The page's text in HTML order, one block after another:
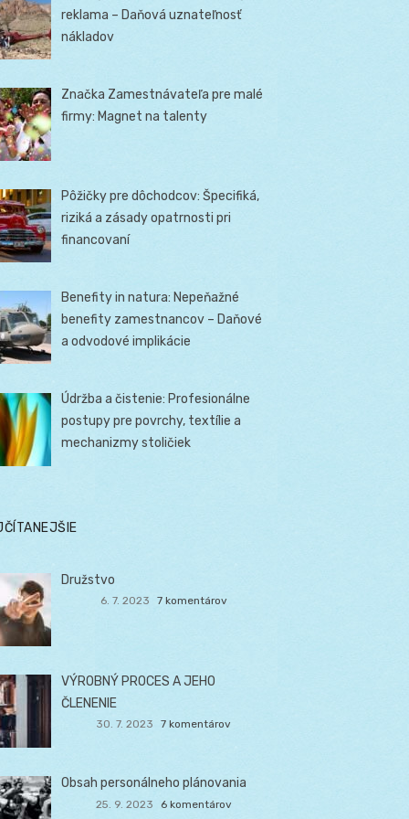
reklama – Daňová uznateľnosť
nákladov
Značka Zamestnávateľa pre malé
firmy: Magnet na talenty
Pôžičky pre dôchodcov: Špecifiká,
riziká a zásady opatrnosti pri
financovaní
Benefity in natura: Nepeňažné
benefity zamestnancov – Daňové
a odvodové implikácie
Údržba a čistenie: Profesionálne
postupy pre povrchy, textílie a
mechanizmy stoličiek
Družstvo
6. 7. 2023 7 komentárov
VÝROBNÝ PROCES A JEHO
ČLENENIE
30. 7. 2023 7 komentárov
Obsah personálneho plánovania
25. 9. 2023 6 komentárov